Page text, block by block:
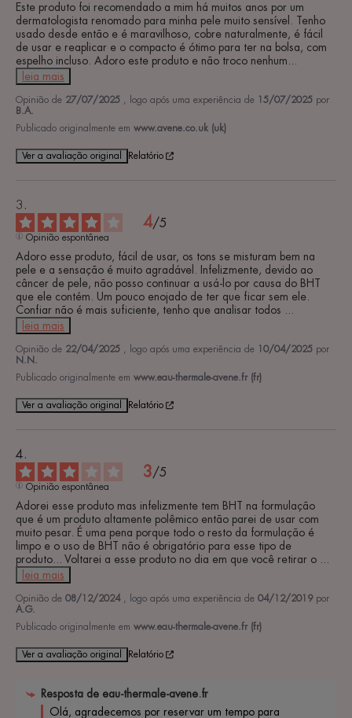
Este produto foi recomendado a mim há muitos anos por um
dermatologista renomado para minha pele muito sensível. Tenho
usado desde então e é maravilhoso, cobre naturalmente, é fácil
de usar e reaplicar e o compacto é ótimo para ter na bolsa, com
espelho incluso. Adoro este produto e não troco nenhum
leia mais
Opinião de 27/07/2025 , logo após uma experiência de 15/07/2025 por
B.A.
Publicado originalmente em www.avene.co.uk (uk)
Ver a avaliação original Relatório
4/5
Opinião espontânea
Adoro esse produto, fácil de usar, os tons se misturam bem na
pele e a sensação é muito agradável. Infelizmente, devido ao
câncer de pele, não posso continuar a usá-lo por causa do BHT
que ele contém. Um pouco enojado de ter que ficar sem ele.
Confiar não é mais suficiente, tenho que analisar todos
leia mais
Opinião de 22/04/2025 , logo após uma experiência de 10/04/2025 por
N.N.
Publicado originalmente em www.eau-thermale-avene.fr (fr)
Ver a avaliação original Relatório
3/5
Opinião espontânea
Adorei esse produto mas infelizmente tem BHT na formulação
que é um produto altamente polêmico então parei de usar com
muito pesar. É uma pena porque todo o resto da formulação é
limpo e o uso de BHT não é obrigatório para esse tipo de
produto... Voltarei a esse produto no dia em que você retirar o
leia mais
Opinião de 08/12/2024 , logo após uma experiência de 04/12/2019 por
A.G.
Publicado originalmente em www.eau-thermale-avene.fr (fr)
Ver a avaliação original Relatório
Resposta de eau-thermale-avene.fr
Olá, agradecemos por reservar um tempo para